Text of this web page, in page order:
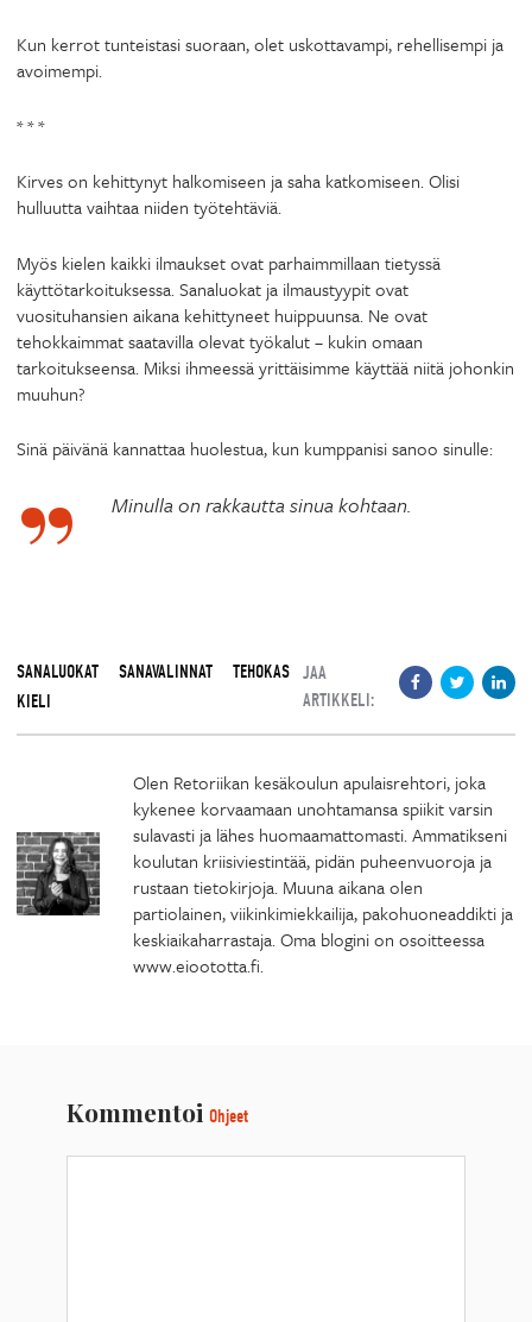
Kun kerrot tunteistasi suoraan, olet uskottavampi, rehellisempi ja
avoimempi.
* * *
Kirves on kehittynyt halkomiseen ja saha katkomiseen. Olisi
hulluutta vaihtaa niiden työtehtäviä.
Myös kielen kaikki ilmaukset ovat parhaimmillaan tietyssä
käyttötarkoituksessa. Sanaluokat ja ilmaustyypit ovat
vuosituhansien aikana kehittyneet huippuunsa. Ne ovat
tehokkaimmat saatavilla olevat työkalut – kukin omaan
tarkoitukseensa. Miksi ihmeessä yrittäisimme käyttää niitä johonkin
muuhun?
Sinä päivänä kannattaa huolestua, kun kumppanisi sanoo sinulle:
Minulla on rakkautta sinua kohtaan.
SANALUOKAT SANAVALINNAT
TEHOKAS
KIELI
JAA
ARTIKKELI:
Olen Retoriikan kesäkoulun apulaisrehtori, joka
kykenee korvaamaan unohtamansa spiikit varsin
sulavasti ja lähes huomaamattomasti. Ammatikseni
koulutan kriisiviestintää, pidän puheenvuoroja ja
rustaan tietokirjoja. Muuna aikana olen
partiolainen, viikinkimiekkailija, pakohuoneaddikti ja
keskiaikaharrastaja. Oma blogini on osoitteessa
www.eioototta.fi.
Kommentoi Ohjeet